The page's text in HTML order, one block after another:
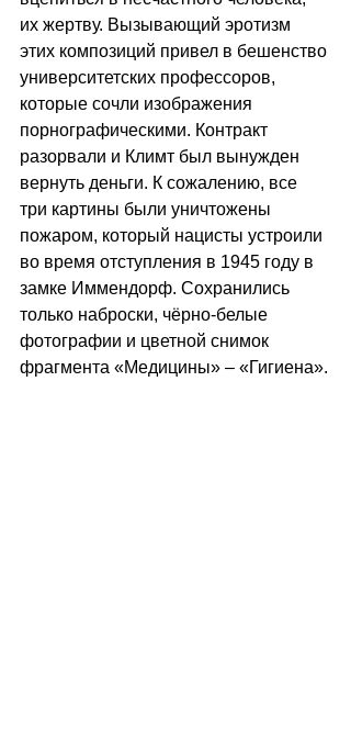
их жертву. Вызывающий эротизм
этих композиций привел в бешенство
университетских профессоров,
которые сочли изображения
порнографическими. Контракт
разорвали и Климт был вынужден
вернуть деньги. К сожалению, все
три картины были уничтожены
пожаром, который нацисты устроили
во время отступления в 1945 году в
замке Иммендорф. Сохранились
только наброски, чёрно-белые
фотографии и цветной снимок
фрагмента «Медицины» – «Гигиена».